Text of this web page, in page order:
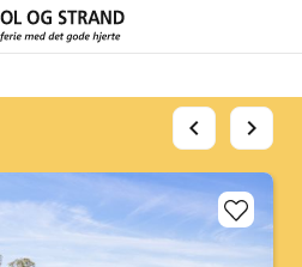
chevron_left chevron_right